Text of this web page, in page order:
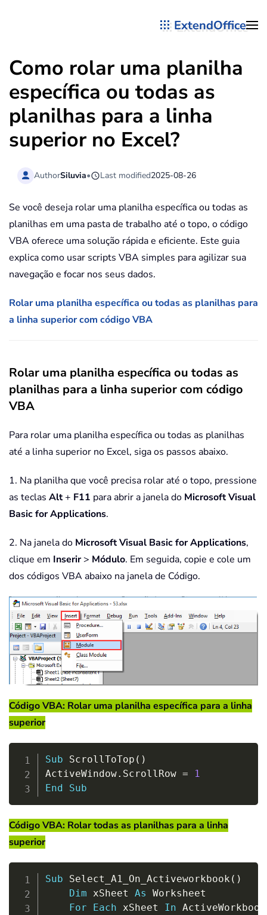
ExtendOffice
Como rolar uma planilha
específica ou todas as
planilhas para a linha
superior no Excel?
AuthorSiluvia• Last modified2025-08-26
Se você deseja rolar uma planilha específica ou todas as
planilhas em uma pasta de trabalho até o topo, o código
VBA oferece uma solução rápida e eficiente. Este guia
explica como usar scripts VBA simples para agilizar sua
navegação e focar nos seus dados.
Rolar uma planilha específica ou todas as planilhas para
a linha superior com código VBA
Rolar uma planilha específica ou todas as
planilhas para a linha superior com código
VBA
Para rolar uma planilha específica ou todas as planilhas
até a linha superior no Excel, siga os passos abaixo.
1. Na planilha que você precisa rolar até o topo, pressione
as teclas Alt+ F11 para abrir a janela do Microsoft Visual
Basic for Applications.
2. Na janela do Microsoft Visual Basic for Applications,
clique em Inserir> Módulo. Em seguida, copie e cole um
dos códigos VBA abaixo na janela de Código.
Código VBA: Rolar uma planilha específica para a linha
superior
Sub ScrollToTop ( )
ActiveWindow. ScrollRow =
1
End
Sub
Código VBA: Rolar todas as planilhas para a linha
superior
Sub Select_A1_On_Activeworkbook ( )
Dim xSheet As Worksheet
For
Each xSheet In ActiveWorkbook
Copy